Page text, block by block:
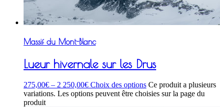
Massif du Mont-Blanc
Lueur hivernale sur les Drus
275,00€ – 2 250,00€ Choix des options Ce produit a plusieurs
variations. Les options peuvent être choisies sur la page du
produit